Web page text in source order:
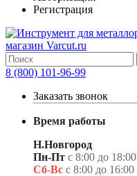
Регистрация
8 (800) 101-96-99
Заказать звонок
Время работы
Н.Новгород
Пн-Пт с 8:00 до 18:00
Сб-Вс с 8:00 до 16:00